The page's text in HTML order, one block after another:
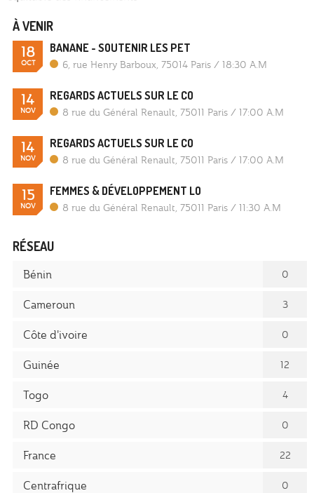
À VENIR
18
OCT
BANANE - SOUTENIR LES PET
6, rue Henry Barboux, 75014 Paris / 18:30 A.M
14
NOV
REGARDS ACTUELS SUR LE CO
8 rue du Général Renault, 75011 Paris / 17:00 A.M
14
NOV
REGARDS ACTUELS SUR LE CO
8 rue du Général Renault, 75011 Paris / 17:00 A.M
15
NOV
FEMMES & DÉVELOPPEMENT LO
8 rue du Général Renault, 75011 Paris / 11:30 A.M
RÉSEAU
Bénin 0
Cameroun 3
Côte d'ivoire 0
Guinée 12
Togo 4
RD Congo 0
France 22
Centrafrique 0